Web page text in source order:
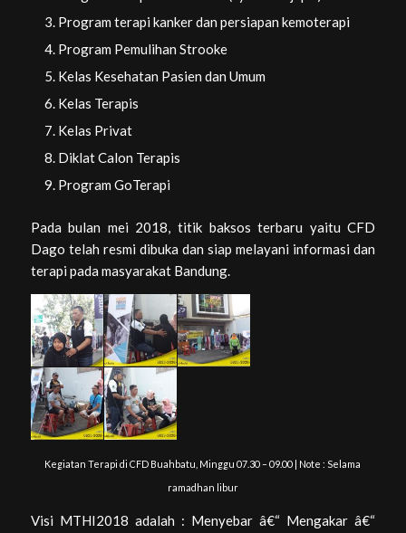
Program terapi kanker dan persiapan kemoterapi
Program Pemulihan Strooke
Kelas Kesehatan Pasien dan Umum
Kelas Terapis
Kelas Privat
Diklat Calon Terapis
Program GoTerapi
Pada bulan mei 2018, titik baksos terbaru yaitu CFD
Dago telah resmi dibuka dan siap melayani informasi dan
terapi pada masyarakat Bandung.
Kegiatan Terapi di CFD Buahbatu, Minggu 07.30 – 09.00 | Note : Selama
ramadhan libur
Visi MTHI2018 adalah : Menyebar â€“ Mengakar â€“